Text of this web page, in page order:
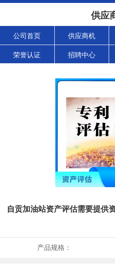
供应
公司首页 供应商机
荣誉认证 招聘中心
自贡加油站资产评估需要提供
产品规格：